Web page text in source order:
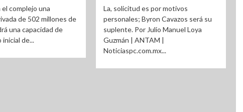
el complejo una
de 502 millones de
una capacidad de
de...
La, solicitud es por motivos
personales; Byron Cavazos será su
suplente. Por Julio Manuel Loya
Guzmán | ANTAM |
Noticiaspc.com.mx...